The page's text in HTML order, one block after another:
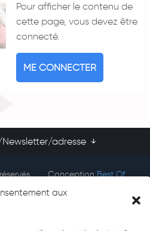
aux
Pour afficher le contenu de
cette page, vous devez être
connecté.
ME CONNECTER
Newsletter/adresse
ConceptionBest Of
Site